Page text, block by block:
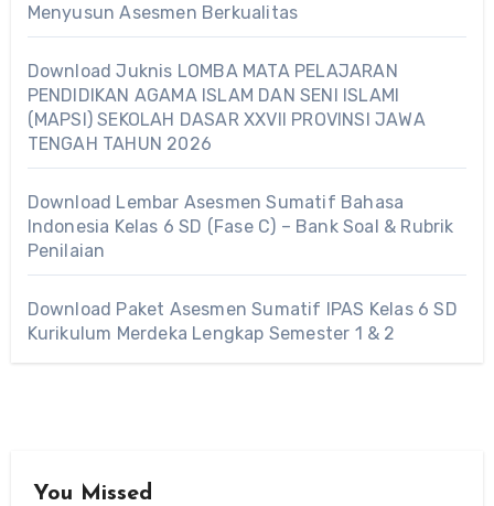
Menyusun Asesmen Berkualitas
Download Juknis LOMBA MATA PELAJARAN
PENDIDIKAN AGAMA ISLAM DAN SENI ISLAMI
(MAPSI) SEKOLAH DASAR XXVII PROVINSI JAWA
TENGAH TAHUN 2026
Download Lembar Asesmen Sumatif Bahasa
Indonesia Kelas 6 SD (Fase C) – Bank Soal & Rubrik
Penilaian
Download Paket Asesmen Sumatif IPAS Kelas 6 SD
Kurikulum Merdeka Lengkap Semester 1 & 2
You Missed